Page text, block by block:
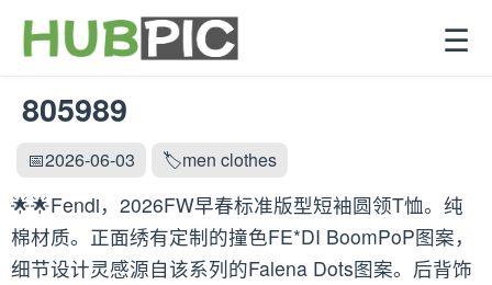
☰
805989
📅2026-06-03 🏷️men clothes
🌟🌟Fendi，2026FW早春标准版型短袖圆领T恤。纯
棉材质。正面绣有定制的撞色FE*DI BoomPoP图案，
细节设计灵感源自该系列的Falena Dots图案。后背饰